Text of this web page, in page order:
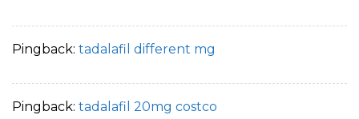
Pingback: tadalafil different mg
Pingback: tadalafil 20mg costco